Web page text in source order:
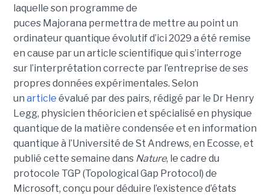
laquelle son programme de
puces Majorana permettra de mettre au point un
ordinateur quantique évolutif d’ici 2029 a été remise
en cause par un article scientifique qui s’interroge
sur l’interprétation correcte par l’entreprise de ses
propres données expérimentales. Selon
un article évalué par des pairs, rédigé par le Dr Henry
Legg, physicien théoricien et spécialisé en physique
quantique de la matière condensée et en information
quantique à l’Université de St Andrews, en Ecosse, et
publié cette semaine dans Nature, le cadre du
protocole TGP (Topological Gap Protocol) de
Microsoft, conçu pour déduire l’existence d’états